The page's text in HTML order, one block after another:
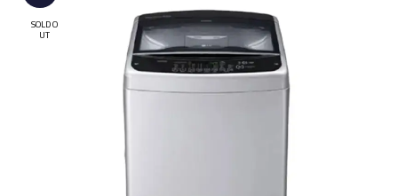
SOLD O
UT